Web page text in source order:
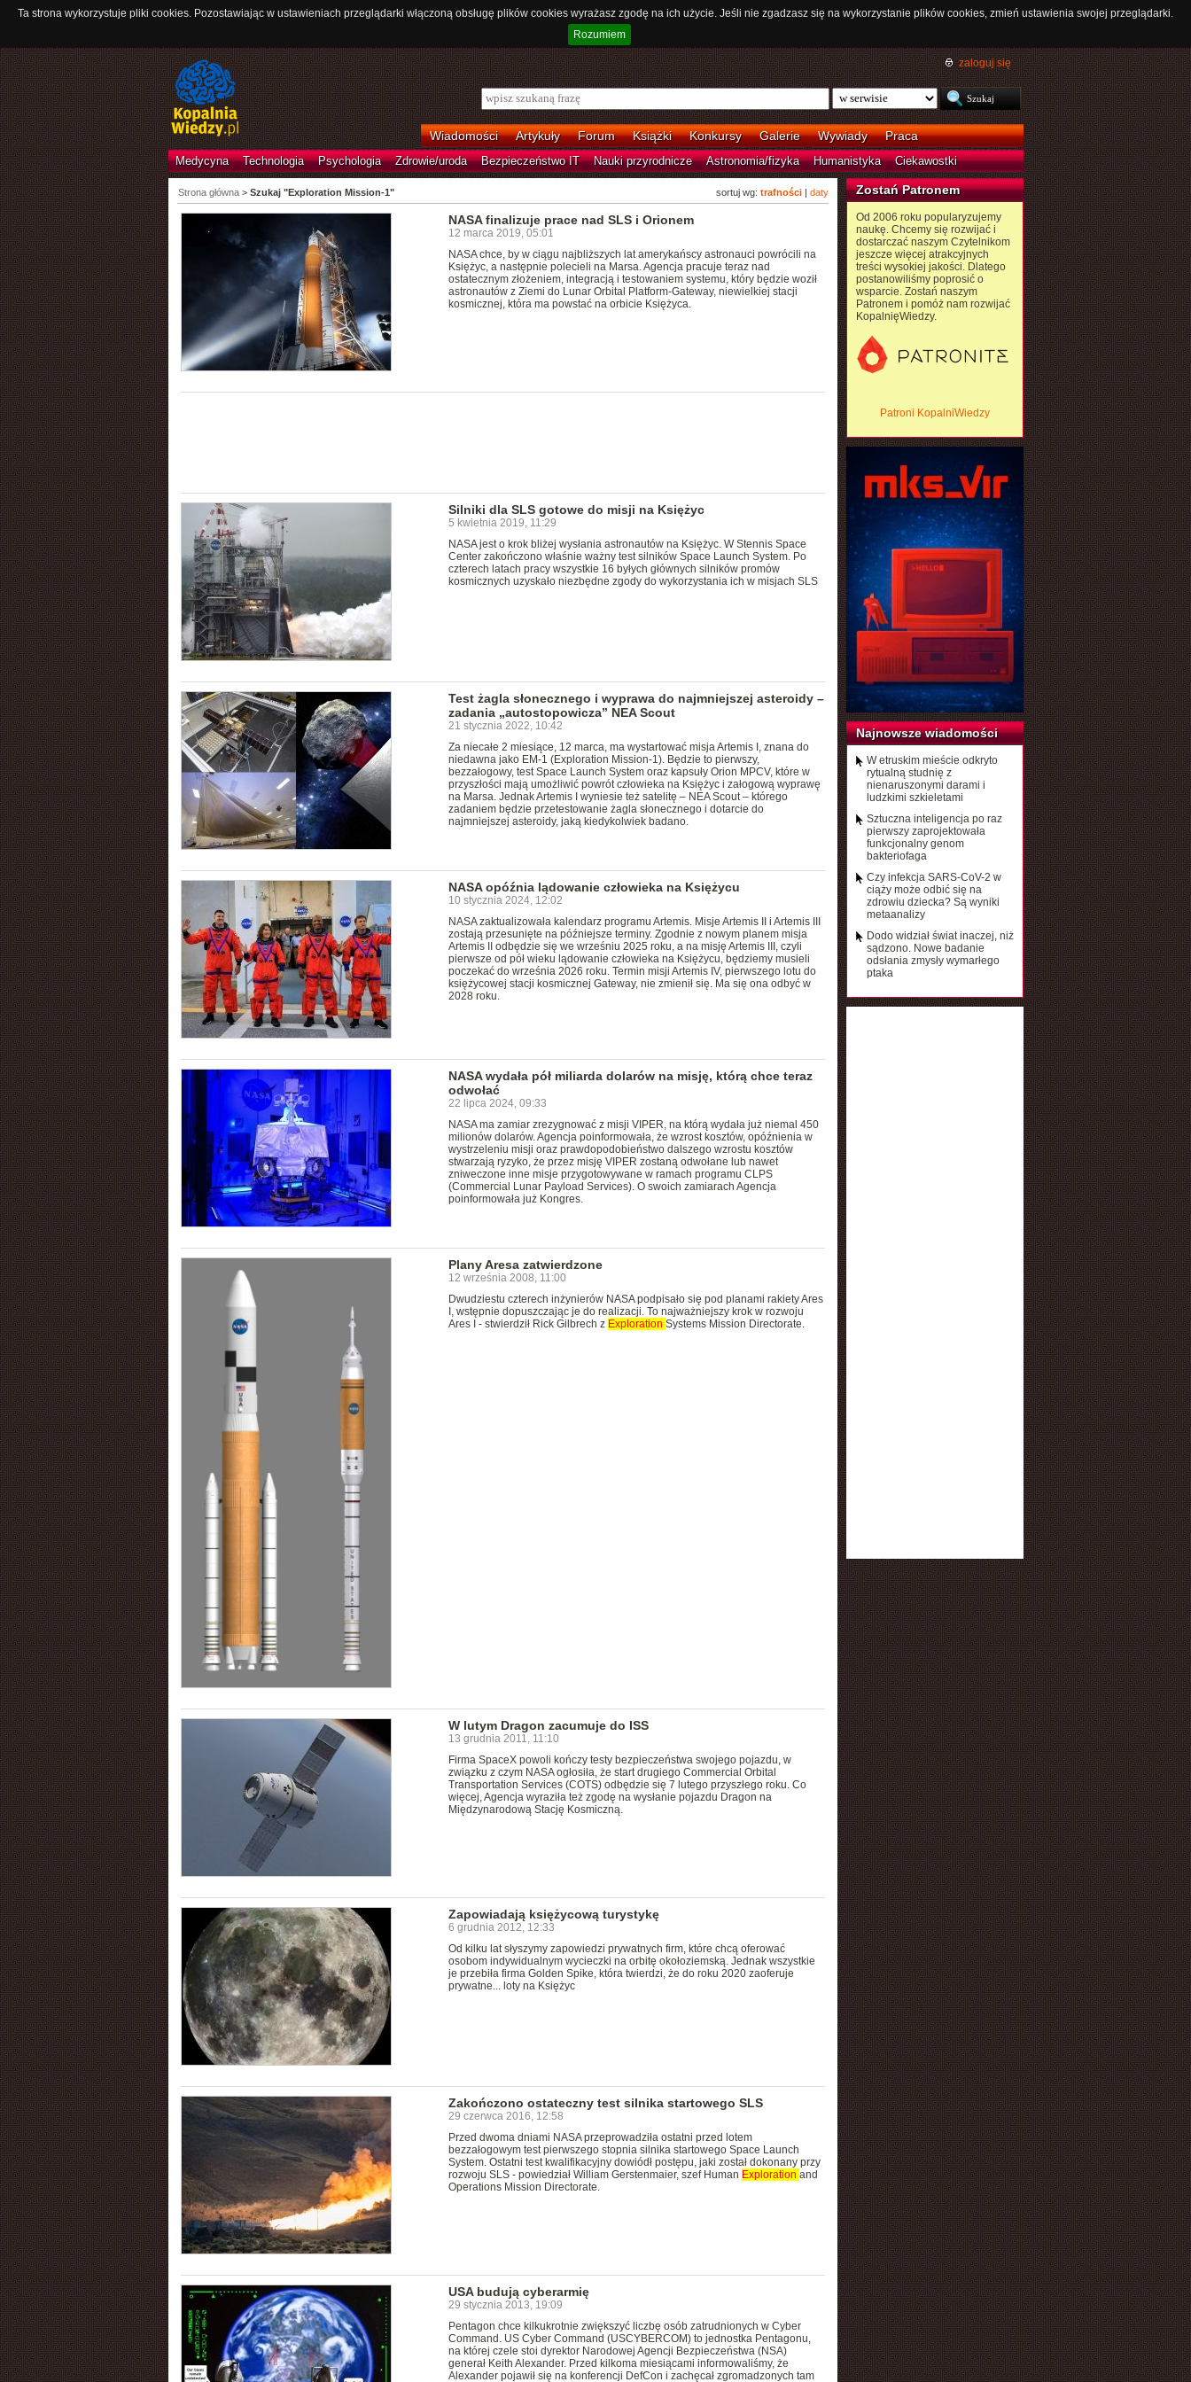
Ta strona wykorzystuje pliki cookies. Pozostawiając w ustawieniach przeglądarki włączoną obsługę plików cookies wyrażasz zgodę na ich użycie. Jeśli nie zgadzasz się na wykorzystanie plików cookies, zmień ustawienia swojej przeglądarki.
Rozumiem
zaloguj się
Wiadomości Artykuły Forum Książki Konkursy Galerie Wywiady Praca
Medycyna Technologia Psychologia Zdrowie/uroda Bezpieczeństwo IT Nauki przyrodnicze Astronomia/fizyka Humanistyka Ciekawostki
sortuj wg: trafności| daty
Strona główna> Szukaj "Exploration Mission-1"
NASA finalizuje prace nad SLS i Orionem
12 marca 2019, 05:01
NASA chce, by w ciągu najbliższych lat amerykańscy astronauci powrócili na
Księżyc, a następnie polecieli na Marsa. Agencja pracuje teraz nad
ostatecznym złożeniem, integracją i testowaniem systemu, który będzie woził
astronautów z Ziemi do Lunar Orbital Platform-Gateway, niewielkiej stacji
kosmicznej, która ma powstać na orbicie Księżyca.
Silniki dla SLS gotowe do misji na Księżyc
5 kwietnia 2019, 11:29
NASA jest o krok bliżej wysłania astronautów na Księżyc. W Stennis Space
Center zakończono właśnie ważny test silników Space Launch System. Po
czterech latach pracy wszystkie 16 byłych głównych silników promów
kosmicznych uzyskało niezbędne zgody do wykorzystania ich w misjach SLS
Test żagla słonecznego i wyprawa do najmniejszej asteroidy –
zadania „autostopowicza” NEA Scout
21 stycznia 2022, 10:42
Za niecałe 2 miesiące, 12 marca, ma wystartować misja Artemis I, znana do
niedawna jako EM-1 (Exploration Mission-1). Będzie to pierwszy,
bezzałogowy, test Space Launch System oraz kapsuły Orion MPCV, które w
przyszłości mają umożliwić powrót człowieka na Księżyc i załogową wyprawę
na Marsa. Jednak Artemis I wyniesie też satelitę – NEA Scout – którego
zadaniem będzie przetestowanie żagla słonecznego i dotarcie do
najmniejszej asteroidy, jaką kiedykolwiek badano.
NASA opóźnia lądowanie człowieka na Księżycu
10 stycznia 2024, 12:02
NASA zaktualizowała kalendarz programu Artemis. Misje Artemis II i Artemis III
zostają przesunięte na późniejsze terminy. Zgodnie z nowym planem misja
Artemis II odbędzie się we wrześniu 2025 roku, a na misję Artemis III, czyli
pierwsze od pół wieku lądowanie człowieka na Księżycu, będziemy musieli
poczekać do września 2026 roku. Termin misji Artemis IV, pierwszego lotu do
księżycowej stacji kosmicznej Gateway, nie zmienił się. Ma się ona odbyć w
2028 roku.
NASA wydała pół miliarda dolarów na misję, którą chce teraz
odwołać
22 lipca 2024, 09:33
NASA ma zamiar zrezygnować z misji VIPER, na którą wydała już niemal 450
milionów dolarów. Agencja poinformowała, że wzrost kosztów, opóźnienia w
wystrzeleniu misji oraz prawdopodobieństwo dalszego wzrostu kosztów
stwarzają ryzyko, że przez misję VIPER zostaną odwołane lub nawet
zniweczone inne misje przygotowywane w ramach programu CLPS
(Commercial Lunar Payload Services). O swoich zamiarach Agencja
poinformowała już Kongres.
Plany Aresa zatwierdzone
12 września 2008, 11:00
Dwudziestu czterech inżynierów NASA podpisało się pod planami rakiety Ares
I, wstępnie dopuszczając je do realizacji. To najważniejszy krok w rozwoju
Ares I - stwierdził Rick Gilbrech z Exploration Systems Mission Directorate.
W lutym Dragon zacumuje do ISS
13 grudnia 2011, 11:10
Firma SpaceX powoli kończy testy bezpieczeństwa swojego pojazdu, w
związku z czym NASA ogłosiła, że start drugiego Commercial Orbital
Transportation Services (COTS) odbędzie się 7 lutego przyszłego roku. Co
więcej, Agencja wyraziła też zgodę na wysłanie pojazdu Dragon na
Międzynarodową Stację Kosmiczną.
Zapowiadają księżycową turystykę
6 grudnia 2012, 12:33
Od kilku lat słyszymy zapowiedzi prywatnych firm, które chcą oferować
osobom indywidualnym wycieczki na orbitę okołoziemską. Jednak wszystkie
je przebiła firma Golden Spike, która twierdzi, że do roku 2020 zaoferuje
prywatne... loty na Księżyc
Zakończono ostateczny test silnika startowego SLS
29 czerwca 2016, 12:58
Przed dwoma dniami NASA przeprowadziła ostatni przed lotem
bezzałogowym test pierwszego stopnia silnika startowego Space Launch
System. Ostatni test kwalifikacyjny dowiódł postępu, jaki został dokonany przy
rozwoju SLS - powiedział William Gerstenmaier, szef Human Exploration and
Operations Mission Directorate.
USA budują cyberarmię
29 stycznia 2013, 19:09
Pentagon chce kilkukrotnie zwiększyć liczbę osób zatrudnionych w Cyber
Command. US Cyber Command (USCYBERCOM) to jednostka Pentagonu,
na której czele stoi dyrektor Narodowej Agencji Bezpieczeństwa (NSA)
generał Keith Alexander. Przed kilkoma miesiącami informowaliśmy, że
Alexander pojawił się na konferencji DefCon i zachęcał zgromadzonych tam
Zostań Patronem
Od 2006 roku popularyzujemy
naukę. Chcemy się rozwijać i
dostarczać naszym Czytelnikom
jeszcze więcej atrakcyjnych
treści wysokiej jakości. Dlatego
postanowiliśmy poprosić o
wsparcie. Zostań naszym
Patronem i pomóż nam rozwijać
KopalnięWiedzy.
Patroni KopalniWiedzy
Najnowsze wiadomości
W etruskim mieście odkryto
rytualną studnię z
nienaruszonymi darami i
ludzkimi szkieletami
Sztuczna inteligencja po raz
pierwszy zaprojektowała
funkcjonalny genom
bakteriofaga
Czy infekcja SARS-CoV-2 w
ciąży może odbić się na
zdrowiu dziecka? Są wyniki
metaanalizy
Dodo widział świat inaczej, niż
sądzono. Nowe badanie
odsłania zmysły wymarłego
ptaka